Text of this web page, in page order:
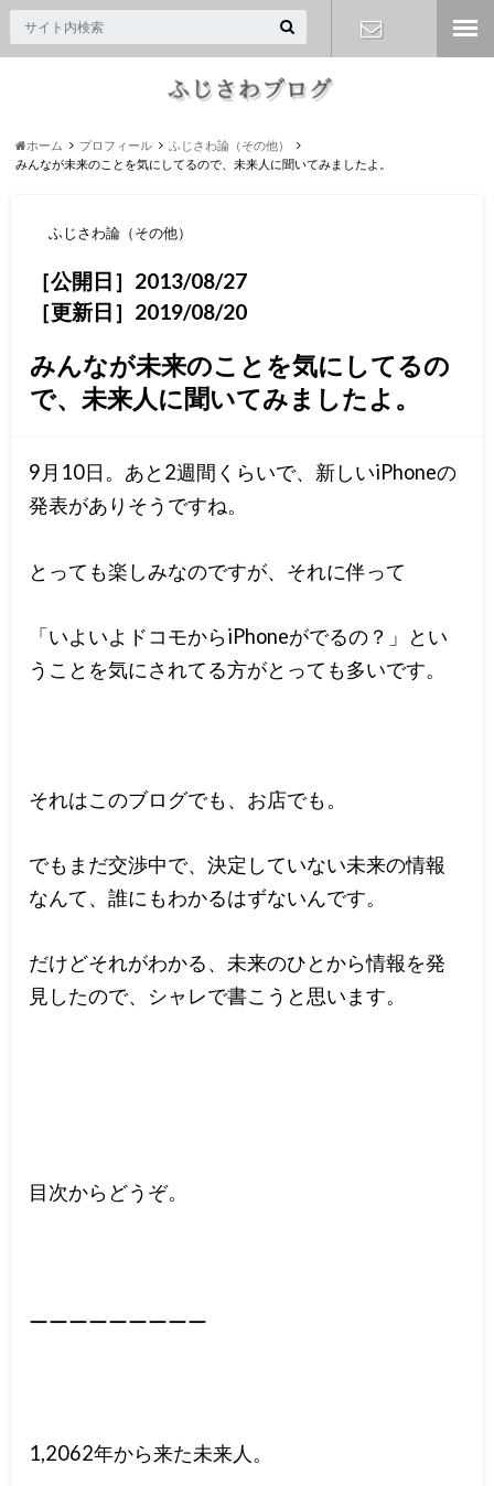
お問い合わ
ホーム プロフィール
ふじさわ論（その他）
みんなが未来のことを気にしてるので、未来人に聞いてみましたよ。
ふじさわ論（その他）
［公開日］2013/08/27
［更新日］2019/08/20
みんなが未来のことを気にしてるの
で、未来人に聞いてみましたよ。
9月10日。あと2週間くらいで、新しいiPhoneの
発表がありそうですね。
とっても楽しみなのですが、それに伴って
「いよいよドコモからiPhoneがでるの？」とい
うことを気にされてる方がとっても多いです。
それはこのブログでも、お店でも。
でもまだ交渉中で、決定していない未来の情報
なんて、誰にもわかるはずないんです。
だけどそれがわかる、未来のひとから情報を発
見したので、シャレで書こうと思います。
目次からどうぞ。
ーーーーーーーーー
1,2062年から来た未来人。